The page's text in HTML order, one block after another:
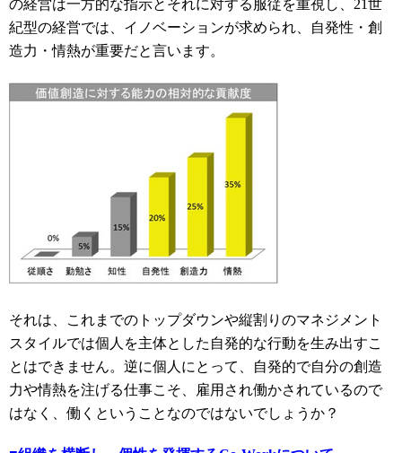
の経営は一方的な指示とそれに対する服従を重視し、21世
紀型の経営では、イノベーションが求められ、自発性・創
造力・情熱が重要だと言います。
それは、これまでのトップダウンや縦割りのマネジメント
スタイルでは個人を主体とした自発的な行動を生み出すこ
とはできません。逆に個人にとって、自発的で自分の創造
力や情熱を注げる仕事こそ、雇用され働かされているので
はなく、働くということなのではないでしょうか？